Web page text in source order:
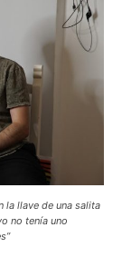
la llave de una salita
no tenía uno